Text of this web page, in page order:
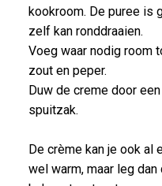
kookroom. De puree is
zelf kan ronddraaien.
Voeg waar nodig room
zout en peper.
Duw de creme door
spuitzak.
De crème kan je ook al
wel warm, maar leg